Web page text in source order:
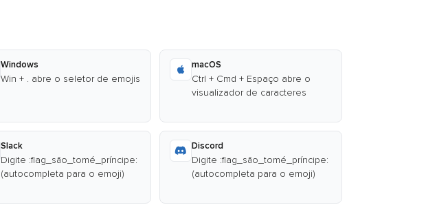
Windows
Win + . abre o seletor de emojis
macOS
Ctrl + Cmd + Espaço abre o
visualizador de caracteres
Slack
Digite :flag_são_tomé_príncipe:
(autocompleta para o emoji)
Discord
Digite :flag_são_tomé_príncipe:
(autocompleta para o emoji)